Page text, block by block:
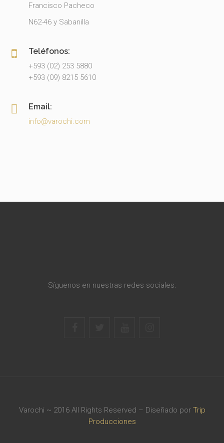
Francisco Pacheco
N62-46 y Sabanilla
Teléfonos:
+593 (02) 253 5880
+593 (09) 8215 5610
Email:
info@varochi.com
Síguenos en nuestras redes sociales:
Varochi ~ 2016 All Rights Reserved – Diseñado por Trip
Producciones